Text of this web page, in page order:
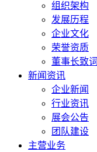
组织架构
发展历程
企业文化
荣誉资质
董事长致词
新闻资讯
企业新闻
行业资讯
展会公告
团队建设
主营业务